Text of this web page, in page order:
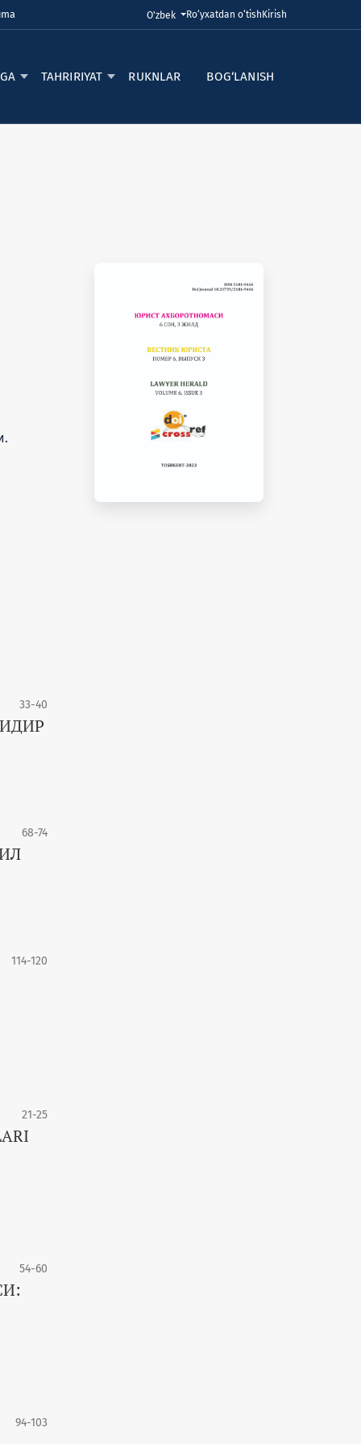
Tilni o'zgartirish. Joriy til:
O'zbek Ro‘yxatdan o‘tishKirish
TAHRIRIYAT RUKNLAR BOG‘LANISH
33-40
68-74
114-120
21-25
54-60
94-103